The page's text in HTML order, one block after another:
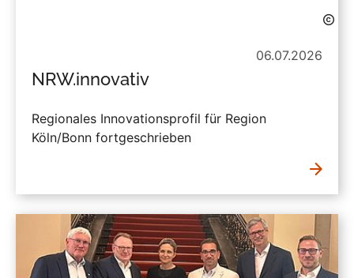
06.07.2026
NRW.innovativ
Regionales Innovationsprofil für Region
Köln/Bonn fortgeschrieben